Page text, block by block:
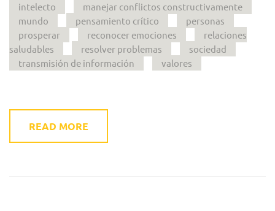
intelecto
manejar conflictos constructivamente
mundo
pensamiento crítico
personas
prosperar
reconocer emociones
relaciones
saludables
resolver problemas
sociedad
transmisión de información
valores
READ MORE